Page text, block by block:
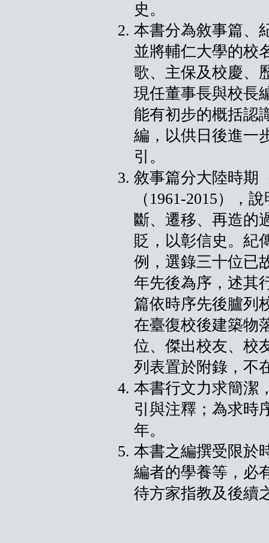
史。
本書分為敘事篇、
並將輔仁大學的校
歌、主保及校慶、
現任董事長與校長
能有初步的概括認
編，以供日後進一
引。
敘事篇分大陸時期
（1961-2015），
斷、遷移、再造的
貶，以彰信史。紀
例，選錄三十位已
年先後為序，述其
篇依時序先後臚列
在臺復校後建築物
位、傑出校友、校
列表置於附錄，不
本書行文力求簡潔
引與注釋；為求時
年。
本書之編撰受限於
編者的學養等，必
待方家指教及後續